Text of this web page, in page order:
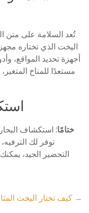
تُعد السلامة على متن
اليخت الذي تختاره
أجهزة تحديد المواقع،
مستعدًا للمناخ
ختامًا:استكشاف
توفر لك
التحضير الجيد،
كيف تختار اليخت المثالي →